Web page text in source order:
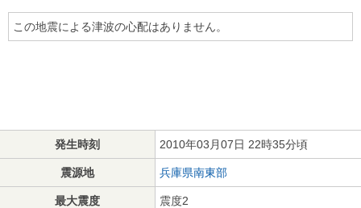
この地震による津波の心配はありません。
発生時刻 2010年03月07日 22時35分頃
震源地 兵庫県南東部
最大震度 震度2